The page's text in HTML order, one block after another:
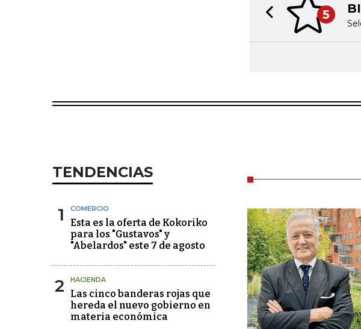
5
Previous slide
TENDENCIAS
1 COMERCIO
Esta es la oferta de Kokoriko
para los "Gustavos" y
"Abelardos" este 7 de agosto
2 HACIENDA
Las cinco banderas rojas que
hereda el nuevo gobierno en
materia económica